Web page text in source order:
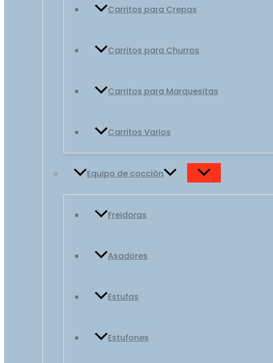
Carritos para Crepas
Carritos para Churros
Carritos para Marquesitas
Carritos Varios
Equipo de cocción
Freidoras
Asadores
Estufas
Estufones